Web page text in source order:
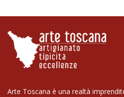
Arte Toscana è una realtà